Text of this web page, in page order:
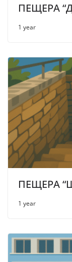
ПЕЩЕРА
1 year
ПЕЩЕРА
1 year